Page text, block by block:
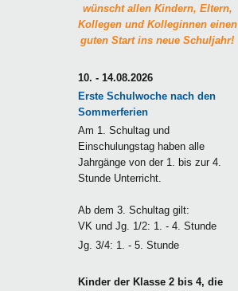
wünscht allen Kindern, Eltern,
Kollegen und Kolleginnen einen
guten Start ins neue Schuljahr!
10. - 14.08.2026
Erste Schulwoche nach den
Sommerferien
Am 1. Schultag und
Einschulungstag haben alle
Jahrgänge von der 1. bis zur 4.
Stunde Unterricht.
Ab dem 3. Schultag gilt:
VK und Jg. 1/2: 1. - 4. Stunde
Jg. 3/4: 1. - 5. Stunde
Kinder der Klasse 2 bis 4, die